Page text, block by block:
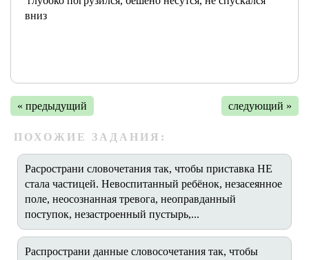
вниз
« предыдущий следующий »
ПОХОЖИЕ ЗАДАНИЯ:
Расространи словочетания так, чтобы приставка НЕ
стала частицей. Невоспитанный ребёнок, незасеянное
поле, неосознанная тревога, неоправданный
поступок, незастроенный пустырь,...
Распространи данные словосочетания так, чтобы